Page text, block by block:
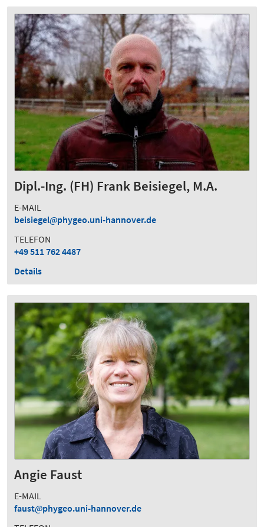
Dipl.-Ing. (FH) Frank Beisiegel, M.A.
E-MAIL
beisiegel
phygeo.uni-hannover.de
TELEFON
+49 511 762 4487
Details
Angie Faust
E-MAIL
faust
phygeo.uni-hannover.de